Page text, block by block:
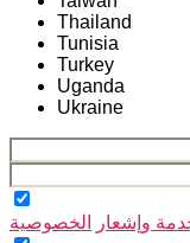
Thailand
Tunisia
Turkey
Uganda
Ukraine
وإشعار الخصوصية